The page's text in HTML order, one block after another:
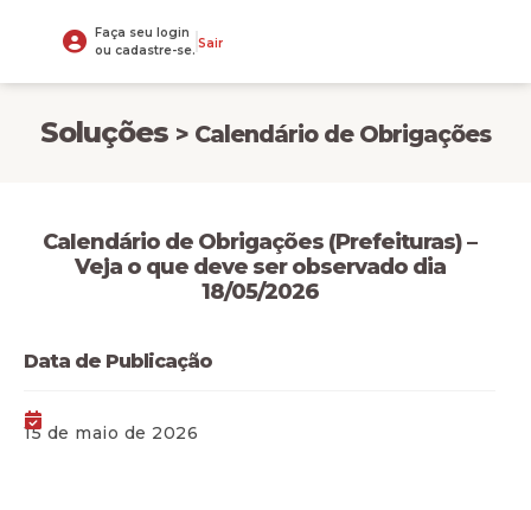
Faça seu login
ou cadastre-se. Sair
Soluções > Calendário de Obrigações
Calendário de Obrigações (Prefeituras) –
Veja o que deve ser observado dia
18/05/2026
Data de Publicação
15 de maio de 2026